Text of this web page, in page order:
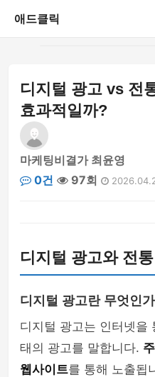
애드클릭
게시판
디지털 광고 vs 전
효과적일까?
마케팅비결가 최윤영
0건
97회
디지털 광고와 전
디지털 광고란 무엇인
디지털 광고는 인터넷을
태의 광고를 말합니다.
웹사이트를 통해 노출됩